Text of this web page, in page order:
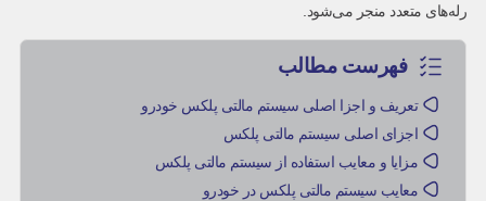
رله‌های متعدد منجر می‌شود.
فهرست مطالب
تعریف و اجزا اصلی سیستم مالتی پلکس خودرو
اجزای اصلی سیستم مالتی پلکس
مزایا و معایب استفاده از سیستم مالتی پلکس
معایب سیستم مالتی پلکس در خودرو